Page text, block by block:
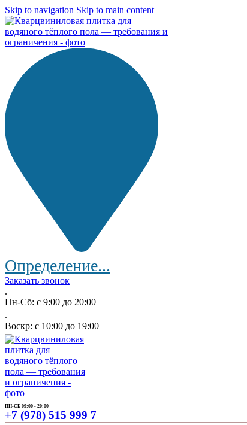
Skip to navigation Skip to main content
Определение...
Заказать звонок
.
Пн-Сб: с 9:00 до 20:00
.
Воскр: с 10:00 до 19:00
ПН-СБ 09:00 - 20:00
+7 (978) 515 999 7